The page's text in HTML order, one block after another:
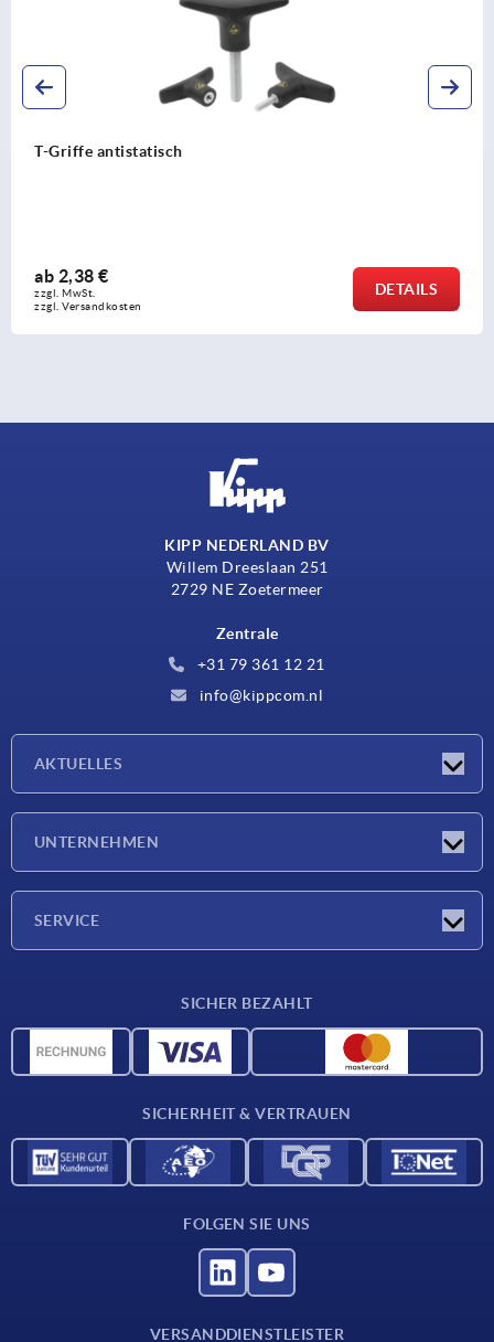
T-Griffe visuell-detektierbar
ab
zzgl. Versandkosten
KIPP NEDERLAND BV
Willem Dreeslaan 251
2729 NE Zoetermeer
Zentrale
+31 79 361 12 21
info@kippcom.nl
AKTUELLES
UNTERNEHMEN
SERVICE
CAD-Daten
SICHER BEZAHLT
SICHERHEIT & VERTRAUEN
FOLGEN SIE UNS
VERSANDDIENSTLEISTER